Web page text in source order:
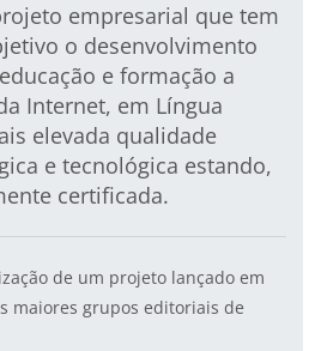
empresarial que tem
o desenvolvimento
e formação a
Internet, em Língua
elevada qualidade
e tecnológica estando,
certificada.
de um projeto lançado em
maiores grupos editoriais de